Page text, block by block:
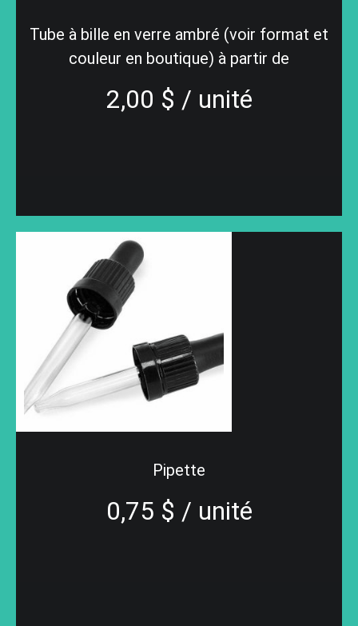
Tube à bille en verre ambré (voir format et
couleur en boutique) à partir de
2,00 $ / unité
Pipette
0,75 $ / unité